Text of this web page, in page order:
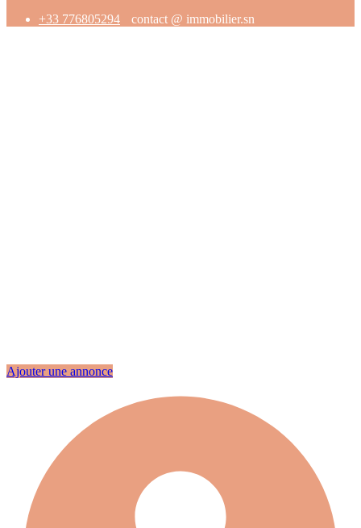
+33 776805294
contact @ immobilier.sn
Ajouter une annonce